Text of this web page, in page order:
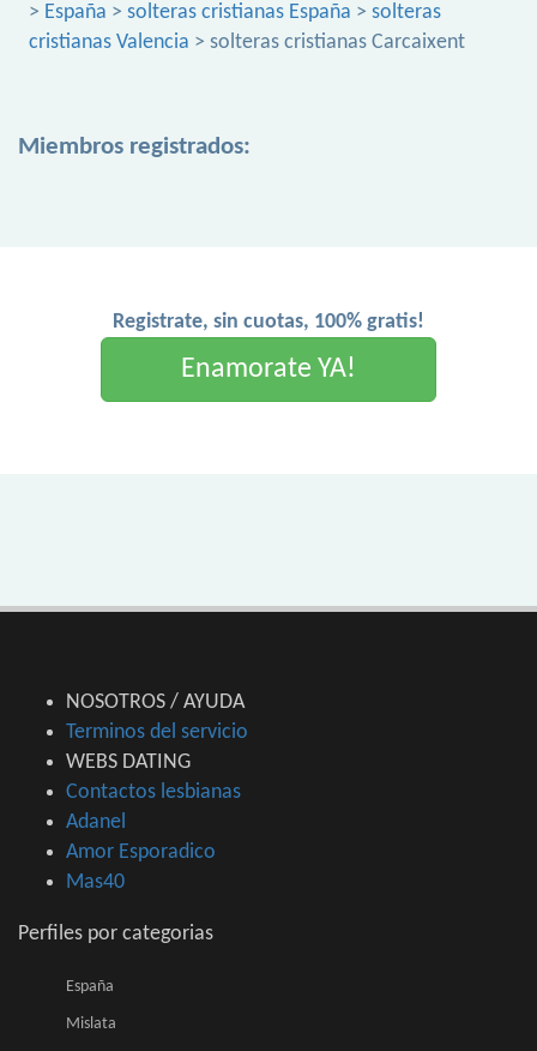
> España > solteras cristianas España > solteras
cristianas Valencia > solteras cristianas Carcaixent
Miembros registrados:
Registrate, sin cuotas, 100% gratis!
Enamorate YA!
NOSOTROS / AYUDA
Terminos del servicio
WEBS DATING
Contactos lesbianas
Adanel
Amor Esporadico
Mas40
Perfiles por categorias
España
Mislata